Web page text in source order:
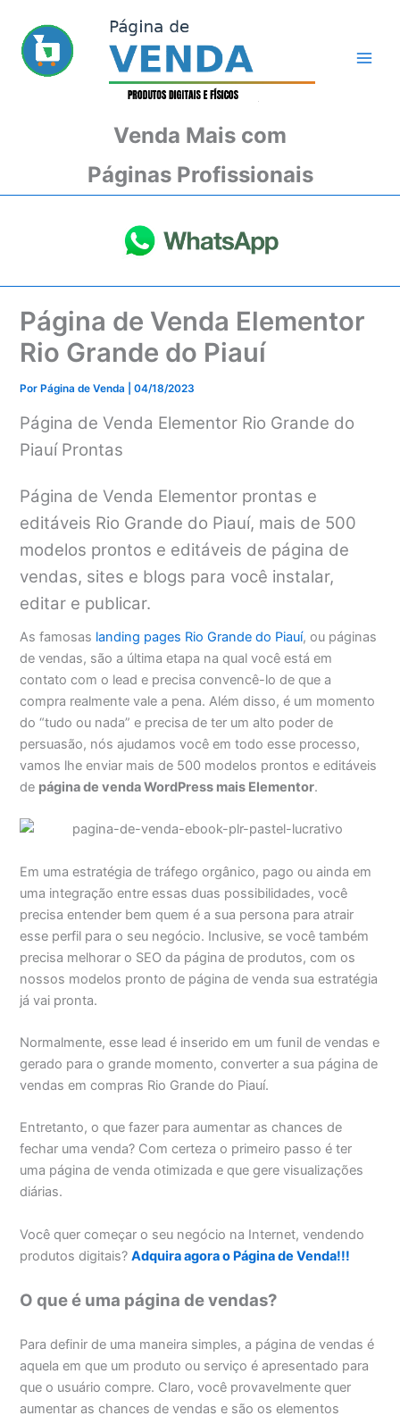
conteúdo
Venda Mais com
Páginas Profissionais
Página de Venda Elementor
Rio Grande do Piauí
Por Página de Venda |04/18/2023
Página de Venda Elementor Rio Grande do
Piauí Prontas
Página de Venda Elementor prontas e
editáveis Rio Grande do Piauí, mais de 500
modelos prontos e editáveis de página de
vendas, sites e blogs para você instalar,
editar e publicar.
As famosas landing pages Rio Grande do Piauí, ou páginas
de vendas, são a última etapa na qual você está em
contato com o lead e precisa convencê-lo de que a
compra realmente vale a pena. Além disso, é um momento
do “tudo ou nada” e precisa de ter um alto poder de
persuasão, nós ajudamos você em todo esse processo,
vamos lhe enviar mais de 500 modelos prontos e editáveis
de página de venda WordPress mais Elementor.
Em uma estratégia de tráfego orgânico, pago ou ainda em
uma integração entre essas duas possibilidades, você
precisa entender bem quem é a sua persona para atrair
esse perfil para o seu negócio. Inclusive, se você também
precisa melhorar o SEO da página de produtos, com os
nossos modelos pronto de página de venda sua estratégia
já vai pronta.
Normalmente, esse lead é inserido em um funil de vendas e
gerado para o grande momento, converter a sua página de
vendas em compras Rio Grande do Piauí.
Entretanto, o que fazer para aumentar as chances de
fechar uma venda? Com certeza o primeiro passo é ter
uma página de venda otimizada e que gere visualizações
diárias.
Você quer começar o seu negócio na Internet, vendendo
produtos digitais?Adquira agora o Página de Venda!!!
O que é uma página de vendas?
Para definir de uma maneira simples, a página de vendas é
aquela em que um produto ou serviço é apresentado para
que o usuário compre. Claro, você provavelmente quer
aumentar as chances de vendas e são os elementos